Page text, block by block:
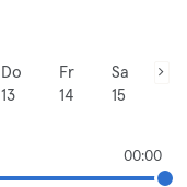
Do
13
Fr
14
Sa
15
00:00